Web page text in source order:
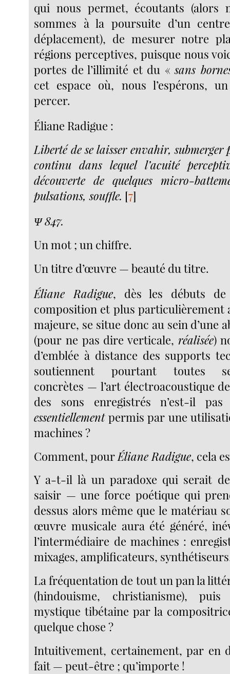
qui nous permet, écoutants (alors
sommes à la poursuite d’un
déplacement), de mesurer notre
régions perceptives, puisque nous
portes de l’illimité et du «sans
cet espace où, nous l’espérons,
percer.
Éliane Radigue :
Liberté de se laisser envahir,
continu dans lequel l’acuité
découverte de quelques micro-
pulsations, souffle. [7]
Ψ 847.
Un mot ; un chiffre.
Un titre d’œuvre — beauté du titre.
Éliane Radigue, dès les débuts
composition et plus particulièrement
majeure, se situe donc au sein d’une
(pour ne pas dire verticale, réalisée)
d’emblée à distance des supports
soutiennent pourtant toutes
concrètes — l’art électroacoustique
des sons enregistrés n’est-il
essentiellementpermis par une
machines ?
Comment, pour Éliane Radigue, cela
Y a-t-il là un paradoxe qui serait
saisir — une force poétique qui
dessus alors même que le matériau
œuvre musicale aura été généré,
l’intermédiaire de machines :
mixages, amplificateurs,
La fréquentation de tout un pan la
(hindouisme, christianisme),
mystique tibétaine par la
quelque chose ?
Intuitivement, certainement, par en
fait — peut-être ; qu’importe !